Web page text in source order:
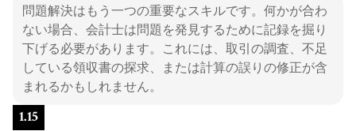
問題解決はもう一つの重要なスキルです。何かが合わ
ない場合、会計士は問題を発見するために記録を掘り
下げる必要があります。これには、取引の調査、不足
している領収書の探求、または計算の誤りの修正が含
まれるかもしれません。
1.15